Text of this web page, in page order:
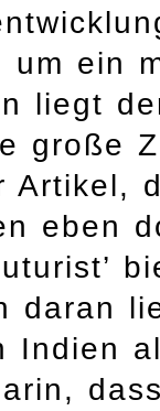
um ein
liegt
große
Artikel,
eben
daran
Indien